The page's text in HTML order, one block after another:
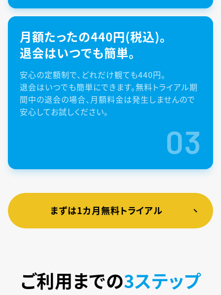
月額たったの440円(税込)。
退会はいつでも簡単。
安心の定額制で、どれだけ観ても440円。
退会はいつでも簡単にできます。無料トライアル期
間中の退会の場合、月額料金は発生しませんので
安心してお試しください。
03
まずは1カ月無料トライアル
ご利用までの3ステップ